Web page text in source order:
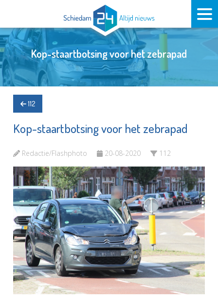
Kop-staartbotsing voor het zebrapad
112
Kop-staartbotsing voor het zebrapad
Redactie/Flashphoto 20-08-2020 112